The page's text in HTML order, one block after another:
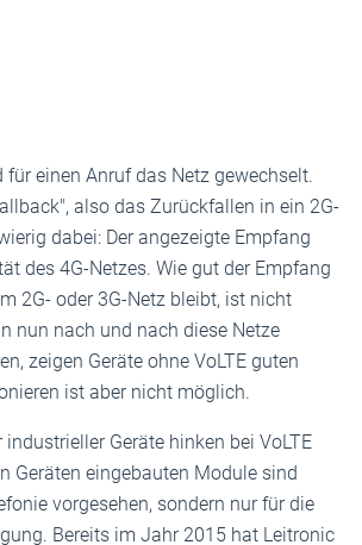
für einen Anruf das Netz gewechselt.
also das Zurückfallen in ein 2G-
dabei: Der angezeigte Empfang
des 4G-Netzes. Wie gut der Empfang
2G- oder 3G-Netz bleibt, ist nicht
nun nach und nach diese Netze
zeigen Geräte ohne VoLTE guten
ist aber nicht möglich.
Geräte hinken bei VoLTE
Geräten eingebauten Module sind
vorgesehen, sondern nur für die
Bereits im Jahr 2015 hat Leitronic